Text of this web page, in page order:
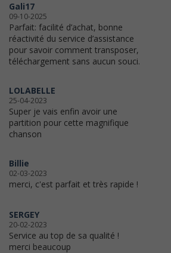
Gali17
09-10-2025
Parfait: facilité d’achat, bonne
réactivité du service d’assistance
pour savoir comment transposer,
téléchargement sans aucun souci.
LOLABELLE
25-04-2023
Super je vais enfin avoir une
partition pour cette magnifique
chanson
Billie
02-03-2023
merci, c'est parfait et très rapide !
SERGEY
20-02-2023
Service au top de sa qualité !
merci beaucoup